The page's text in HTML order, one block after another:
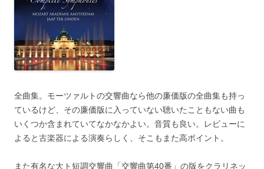
全曲集。モーツァルトの交響曲なら他の廉価版の全曲集も持っ
ているけど、その廉価版に入っていない聴いたこともない曲も
いくつか含まれていてなかなかよい。音質も良い。レビューに
よると古楽器による演奏らしく、そこもまた高ポイント。
また有名な大ト短調交響曲「交響曲第40番」の版をクラリネッ